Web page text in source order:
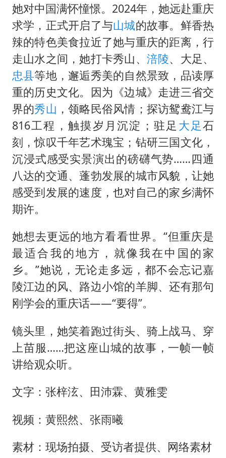
她对中国满怀憧憬。2024年，她远赴重庆
求学，正式开启了与山城的故事。鲜香热
辣的特色美食拉近了她与重庆的距离，行
走山水之间，她打卡秀山、 涪陵、大足、
忠县等地，邂逅秀美的自然景致，品读厚
重的历史文化。因为《边城》走进三省交
界的秀山 ，领略民俗风情；探访鸳鸯江与
816工程，触摸岁月沉淀；驻足 大足石
刻，惊叹千年艺术瑰宝；钻研三国文化，
沉浸式感受实景演出的磅礴气势……四通
八达的交通、蓬勃发展的城市风貌，让她
感受到发展的速度，也对自己的家乡满怀
期许。
她想去更远的地方看看世界。“但重庆是
最适合我的地方，就像我在中国的家
乡。”她说，无论走多远，都不会忘记嘉
陵江边的风、路边小馆的羊脚、还有那句
刚学会的重庆话——“要得”。
镜头里，她笑着跑过街头、骑上战马、穿
上苗服……把这座山城的故事，一帧一帧
讲给观众听。
文字：张梓泫、田沛霖、黄雅雯
视频：黄熙然、张雨曦
素材：现场拍摄、受访者提供、网络素材